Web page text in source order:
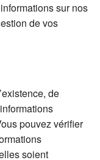
sur nos
de vos
de
pouvez vérifier
soient